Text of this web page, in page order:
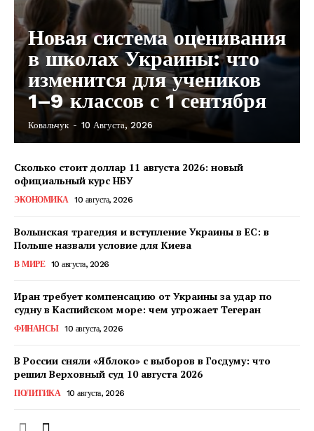
КавПолит
Новая система оценивания
в школах Украины: что
изменится для учеников
1–9 классов с 1 сентября
Ковальчук - 10 Августа, 2026
Сколько стоит доллар 11 августа 2026: новый
официальный курс НБУ
ЭКОНОМИКА 10 августа, 2026
Волынская трагедия и вступление Украины в ЕС: в
Польше назвали условие для Киева
В МИРЕ 10 августа, 2026
Иран требует компенсацию от Украины за удар по
судну в Каспийском море: чем угрожает Тегеран
ФИНАНСЫ 10 августа, 2026
В России сняли «Яблоко» с выборов в Госдуму: что
решил Верховный суд 10 августа 2026
ПОЛИТИКА 10 августа, 2026